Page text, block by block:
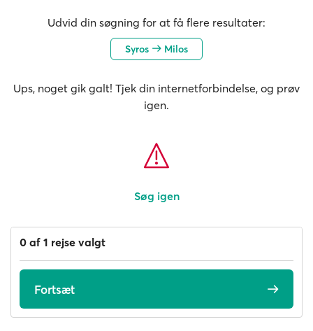
Udvid din søgning for at få flere resultater:
Syros Milos
Ups, noget gik galt! Tjek din internetforbindelse, og prøv
igen.
Søg igen
0 af 1 rejse valgt
Fortsæt